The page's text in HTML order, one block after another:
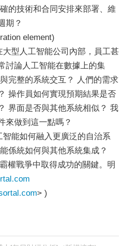
的技術和合同安排來部署、維
期？
element)
大型人工智能公司內部，員工甚
討論人工智能在數據上的集
完整的系統交互？ 人們的需求
操作員如何實現預期結果是否
界面是否與其他系統相似？ 我
來做到這一點嗎？
智能如何融入更廣泛的自治系
係統如何與其他系統集成？
權戰爭中取得成功的關鍵。明
> )